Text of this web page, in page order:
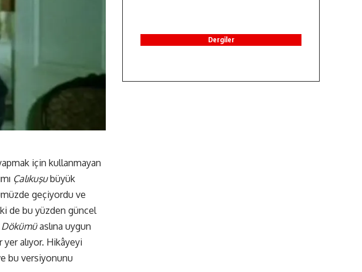
için kullanmayan
Çalıkuşubüyük
geçiyordu ve
de bu yüzden güncel
Dökümüaslına uygun
alıyor. Hikâyeyi
bu versiyonunu
Dergiler